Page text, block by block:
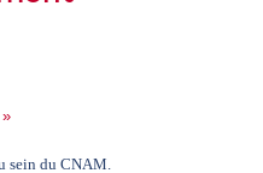
sein du CNAM.